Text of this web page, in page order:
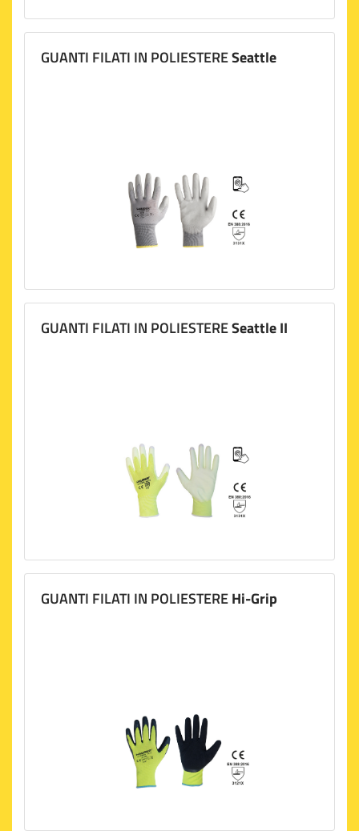
GUANTI FILATI IN POLIESTERESeattle
GUANTI FILATI IN POLIESTERESeattle II
GUANTI FILATI IN POLIESTEREHi-Grip